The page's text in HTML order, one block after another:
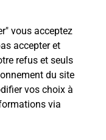
vous acceptez
accepter et
refus et seuls
du site
vos choix à
via
BAINS